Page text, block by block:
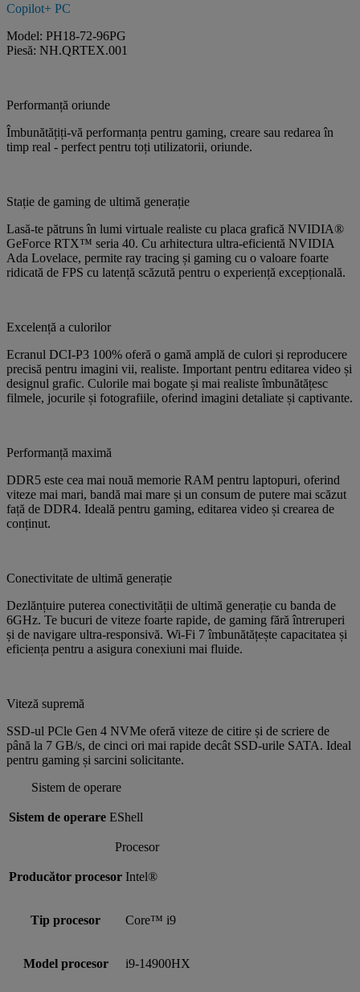
Copilot+ PC
Model: PH18-72-96PG
Piesă: NH.QRTEX.001
Performanță oriunde
Îmbunătățiți-vă performanța pentru gaming, creare sau redarea în
timp real - perfect pentru toți utilizatorii, oriunde.
Stație de gaming de ultimă generație
Lasă-te pătruns în lumi virtuale realiste cu placa grafică NVIDIA®
GeForce RTX™ seria 40. Cu arhitectura ultra-eficientă NVIDIA
Ada Lovelace, permite ray tracing și gaming cu o valoare foarte
ridicată de FPS cu latență scăzută pentru o experiență excepțională.
Excelență a culorilor
Ecranul DCI-P3 100% oferă o gamă amplă de culori și reproducere
precisă pentru imagini vii, realiste. Important pentru editarea video și
designul grafic. Culorile mai bogate și mai realiste îmbunătățesc
filmele, jocurile și fotografiile, oferind imagini detaliate și captivante.
Performanță maximă
DDR5 este cea mai nouă memorie RAM pentru laptopuri, oferind
viteze mai mari, bandă mai mare și un consum de putere mai scăzut
față de DDR4. Ideală pentru gaming, editarea video și crearea de
conținut.
Conectivitate de ultimă generație
Dezlănțuire puterea conectivității de ultimă generație cu banda de
6GHz. Te bucuri de viteze foarte rapide, de gaming fără întreruperi
și de navigare ultra-responsivă. Wi-Fi 7 îmbunătățește capacitatea și
eficiența pentru a asigura conexiuni mai fluide.
Viteză supremă
SSD-ul PCle Gen 4 NVMe oferă viteze de citire și de scriere de
până la 7 GB/s, de cinci ori mai rapide decât SSD-urile SATA. Ideal
pentru gaming și sarcini solicitante.
Sistem de operare
Sistem de operare EShell
Procesor
Producător procesor Intel®
Tip procesor Core™ i9
Model procesor i9-14900HX